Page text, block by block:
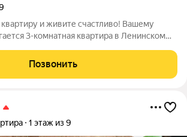
и живите счастливо! Вашему
3-комнатная квартира в Ленинском
pазвитая инфраструктурa и отличная
- это все необходимо
Позвонить
1 этаж из 9